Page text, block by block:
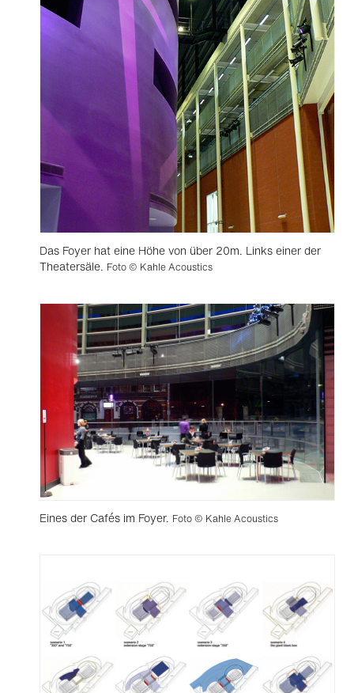
Das Foyer hat eine Höhe von über 20m. Links einer der
Theatersäle. Foto © Kahle Acoustics
Eines der Cafés im Foyer. Foto © Kahle Acoustics